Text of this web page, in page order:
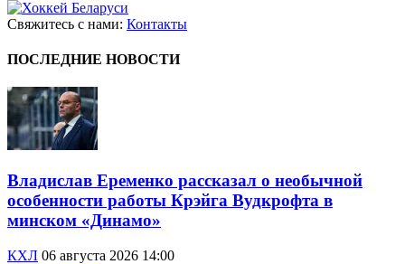
Свяжитесь с нами: Контакты
ПОСЛЕДНИЕ НОВОСТИ
Владислав Еременко рассказал о необычной
особенности работы Крэйга Вудкрофта в
минском «Динамо»
КХЛ 06 августа 2026 14:00